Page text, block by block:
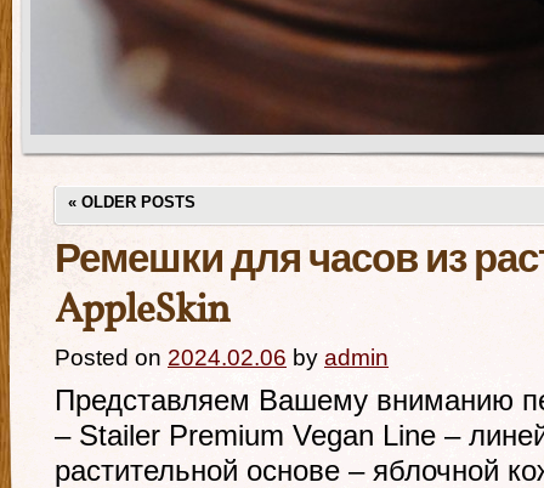
« OLDER POSTS
Ремешки для часов из
AppleSkin
Posted on 2024.02.06 by admin
Представляем Вашему вниманию
– Stailer Premium Vegan Line –
растительной основе – яблочной